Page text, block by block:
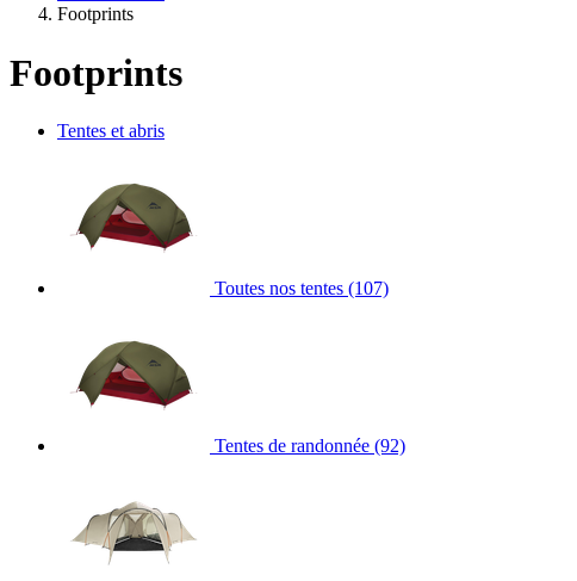
Footprints
Footprints
Tentes et abris
Toutes nos tentes (107)
Tentes de randonnée (92)